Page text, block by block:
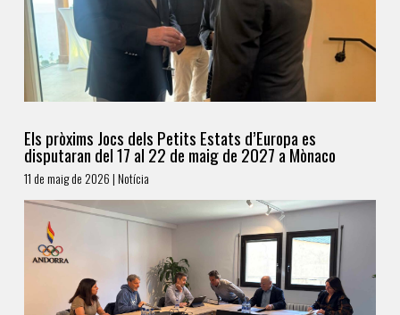
Els pròxims Jocs dels Petits Estats d’Europa es
disputaran del 17 al 22 de maig de 2027 a Mònaco
11 de maig de 2026 | Notícia